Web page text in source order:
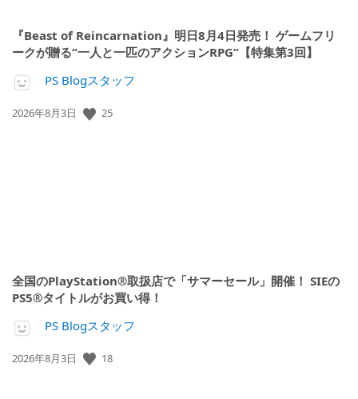
『Beast of Reincarnation』明日8月4日発売！ ゲームフリ
ークが贈る“一人と一匹のアクションRPG”【特集第3回】
PS Blogスタッフ
公
2026年8月3日 25
全国のPlayStation®取扱店で「サマーセール」開催！ SIEの
PS5®タイトルがお買い得！
PS Blogスタッフ
公
2026年8月3日 18